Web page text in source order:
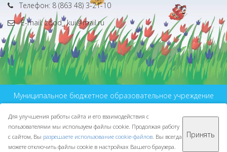
Телефон: 8 (863 48) 3-21-10
E-mail: zdod_ kui@mail.ru
Муниципальное бюджетное образовательное учреждение
МБУ ДО ЦДО © 2016-2026
Сделано с ❤ вООО "Проводник"
Для улучшения работы сайта и его взаимодействия с
пользователями мы используем файлы cookie. Продолжая работу
с сайтом, Вы разрешаете использование cookie-файлов. Вы всегда
можете отключить файлы cookie в настройках Вашего браузера.
Принять